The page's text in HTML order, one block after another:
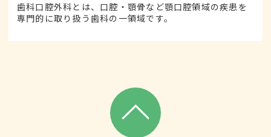
歯科口腔外科とは、口腔・顎骨など顎口腔領域の疾患を
専門的に取り扱う歯科の一領域です。